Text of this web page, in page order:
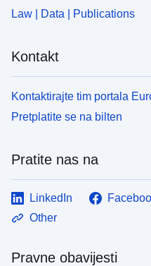
Law | Data | Publications
Kontakt
Kontaktirajte tim portala
Pretplatite se na bilten
Pratite nas na
LinkedIn
Other
Pravne obavijesti